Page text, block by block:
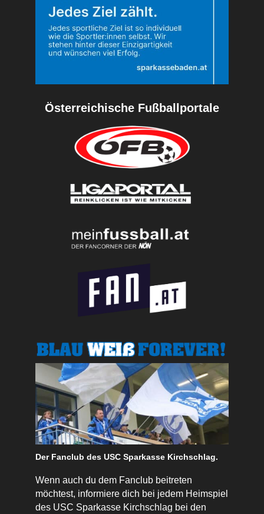
Österreichische Fußballportale
Der Fanclub des USC Sparkasse Kirchschlag.
Wenn auch du dem Fanclub beitreten
möchtest, informiere dich bei jedem Heimspiel
des USC Sparkasse Kirchschlag bei den